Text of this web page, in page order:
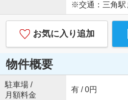
※交通：三角駅
お気に入り追加
物件概要
駐車場 /
月額料金
有 / 0円